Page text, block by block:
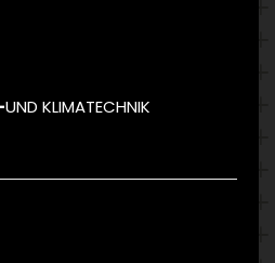
UND KLIMATECHNIK